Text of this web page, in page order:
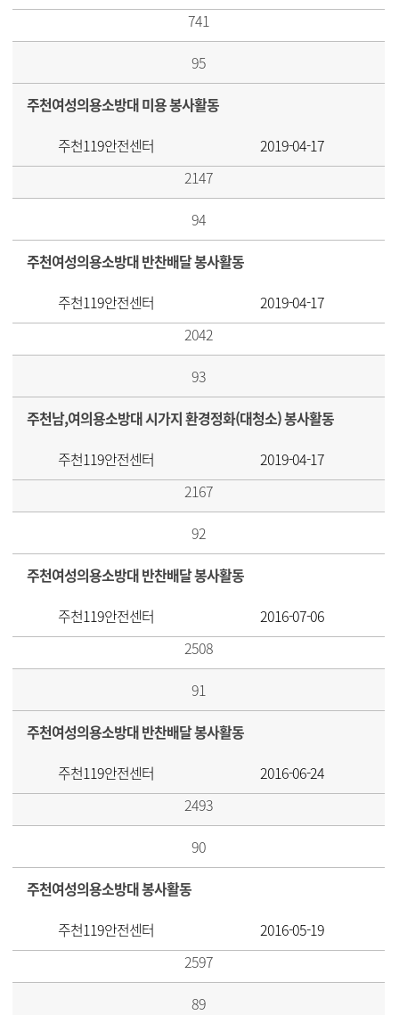
741
95
주천여성의용소방대 미용 봉사활동
주천119안전센터
2019-04-17
2147
94
주천여성의용소방대 반찬배달 봉사활동
주천119안전센터
2019-04-17
2042
93
주천남,여의용소방대 시가지 환경정화(대청소) 봉사활동
주천119안전센터
2019-04-17
2167
92
주천여성의용소방대 반찬배달 봉사활동
주천119안전센터
2016-07-06
2508
91
주천여성의용소방대 반찬배달 봉사활동
주천119안전센터
2016-06-24
2493
90
주천여성의용소방대 봉사활동
주천119안전센터
2016-05-19
2597
89